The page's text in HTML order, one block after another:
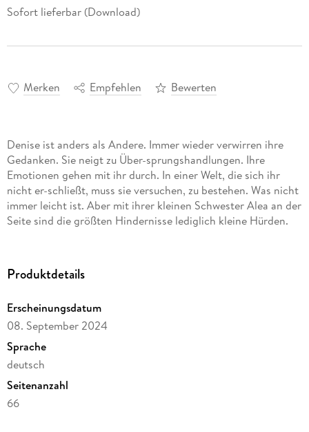
Sofort lieferbar (Download)
Merken Empfehlen Bewerten
Denise ist anders als Andere. Immer wieder verwirren ihre
Gedanken. Sie neigt zu Über-sprungshandlungen. Ihre
Emotionen gehen mit ihr durch. In einer Welt, die sich ihr
nicht er-schließt, muss sie versuchen, zu bestehen. Was nicht
immer leicht ist. Aber mit ihrer kleinen Schwester Alea an der
Seite sind die größten Hindernisse lediglich kleine Hürden.
Produktdetails
Erscheinungsdatum
08. September 2024
Sprache
deutsch
Seitenanzahl
66